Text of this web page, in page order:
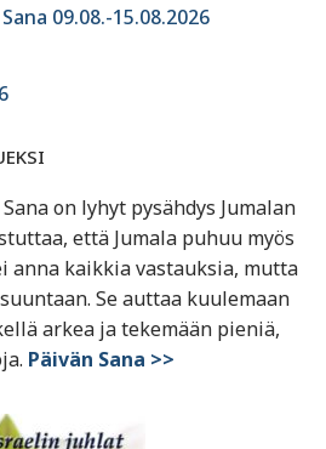
09.08.-15.08.2026
on lyhyt pysähdys Jumalan
että Jumala puhuu myös
anna kaikkia vastauksia, mutta
Se auttaa kuulemaan
arkea ja tekemään pieniä,
Päivän Sana >>